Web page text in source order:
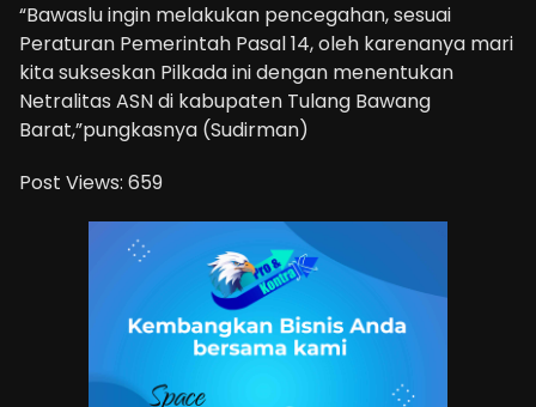
“Bawaslu ingin melakukan pencegahan, sesuai
Peraturan Pemerintah Pasal 14, oleh karenanya mari
kita sukseskan Pilkada ini dengan menentukan
Netralitas ASN di kabupaten Tulang Bawang
Barat,”pungkasnya (Sudirman)
Post Views: 659